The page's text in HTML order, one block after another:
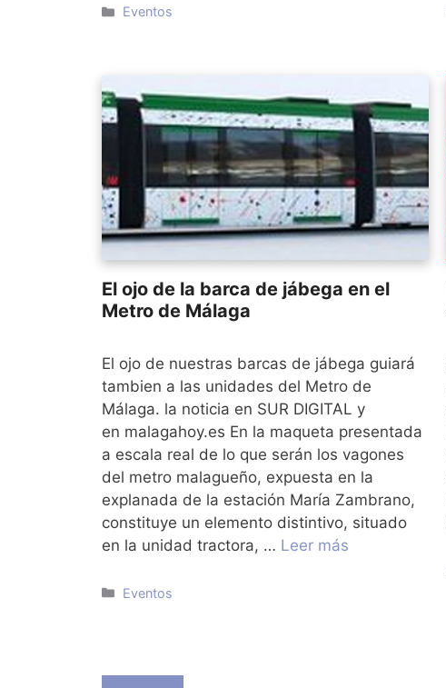
Categorías
Eventos
El ojo de la barca de jábega en el
Metro de Málaga
El ojo de nuestras barcas de jábega guiará
tambien a las unidades del Metro de
Málaga. la noticia en SUR DIGITAL y
en malagahoy.es En la maqueta presentada
a escala real de lo que serán los vagones
del metro malagueño, expuesta en la
explanada de la estación María Zambrano,
constituye un elemento distintivo, situado
en la unidad tractora, … Leer más
Categorías
Eventos